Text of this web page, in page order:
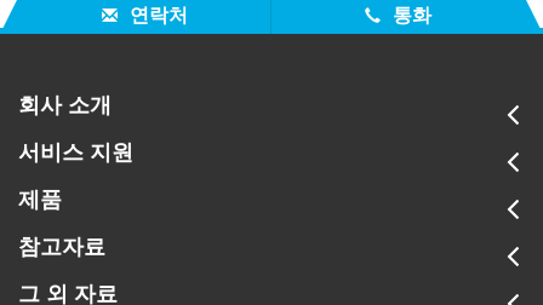
연락처 통화
회사 소개
서비스 지원
제품
참고자료
그 외 자료